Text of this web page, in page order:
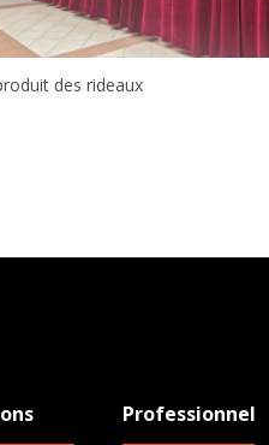
des rideaux
Professionnel